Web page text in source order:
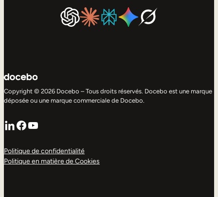
Copyright © 2026 Docebo – Tous droits réservés. Docebo est une marque
déposée ou une marque commerciale de Docebo.
LinkedIn
Facebook
YouTube
Politique de confidentialité
Politique en matière de Cookies